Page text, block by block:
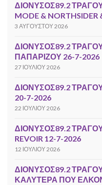
ΔΙΟΝΥΣΟΣ89.2
MODE &
3 ΑΥΓΟΎΣΤΟΥ 2026
ΔΙΟΝΥΣΟΣ89.2
ΠΑΠΑΡΙΖΟΥ 26-7-2026
27 ΙΟΥΛΊΟΥ 2026
ΔΙΟΝΥΣΟΣ89.2
20-7-2026
22 ΙΟΥΛΊΟΥ 2026
ΔΙΟΝΥΣΟΣ89.2
REVOIR 12-7-2026
12 ΙΟΥΛΊΟΥ 2026
ΔΙΟΝΥΣΟΣ89.2
ΚΑΛΥΤΕΡΑ ΠΟΥ